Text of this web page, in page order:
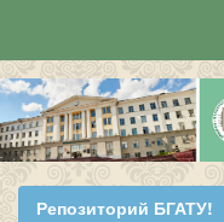
Skip
navigation
Репозиторий БГАТУ!